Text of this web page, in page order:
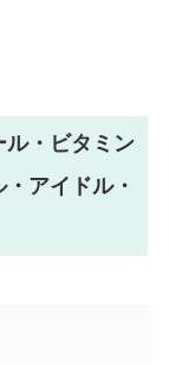
ル・ビタミン
アイドル・